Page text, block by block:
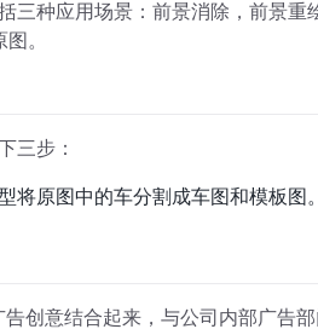
三种应用场景：前景消除，前景
。
三步：
将原图中的车分割成车图和模板
创意结合起来，与公司内部广告